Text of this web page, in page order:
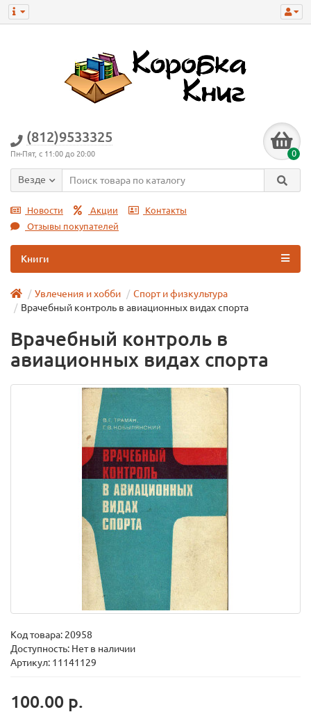
(812)9533325
Пн-Пят, с 11:00 до 20:00 0
Везде
Новости Акции
Контакты
Отзывы покупателей
Книги
Увлечения и хобби
Спорт и физкультура
Врачебный контроль в авиационных видах спорта
Врачебный контроль в
авиационных видах спорта
Код товара: 20958
Доступность: Нет в наличии
Артикул: 11141129
100.00 р.